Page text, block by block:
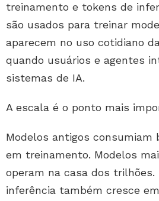
treinamento e tokens de
são usados para treinar
aparecem no uso cotidiano
quando usuários e agentes
sistemas de IA.
A escala é o ponto mais
Modelos antigos consumiam
em treinamento. Modelos
operam na casa dos trilhões.
inferência também cresce